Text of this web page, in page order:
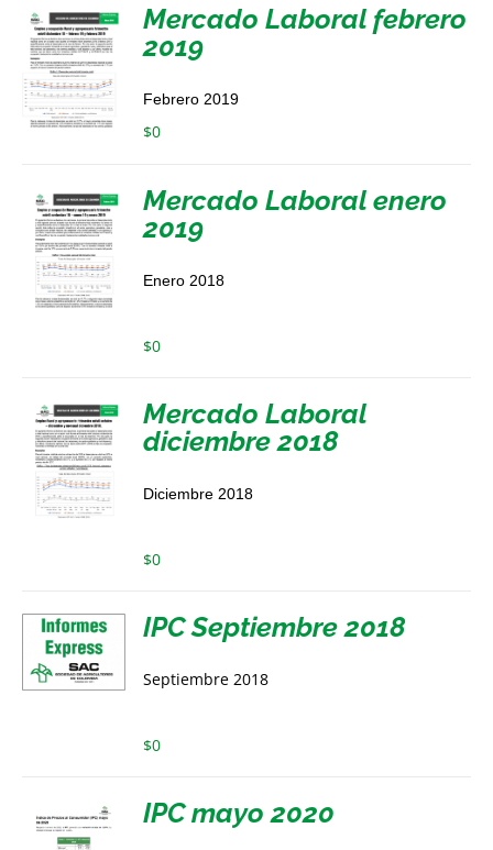
Mercado Laboral febrero
2019
Febrero 2019
$0
Mercado Laboral enero
2019
Enero 2018
$0
Mercado Laboral
diciembre 2018
Diciembre 2018
$0
IPC Septiembre 2018
Septiembre 2018
$0
IPC mayo 2020